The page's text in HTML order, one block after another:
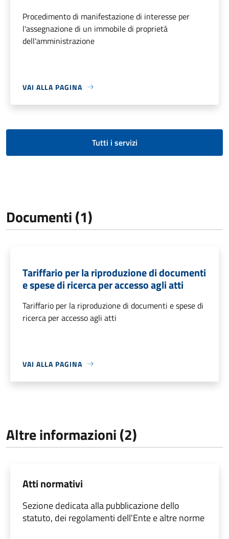
Procedimento di manifestazione di interesse per
l'assegnazione di un immobile di proprietà
dell'amministrazione
VAI ALLA PAGINA
Tutti i servizi
Documenti (1)
Tariffario per la riproduzione di documenti
e spese di ricerca per accesso agli atti
Tariffario per la riproduzione di documenti e spese di
ricerca per accesso agli atti
VAI ALLA PAGINA
Altre informazioni (2)
Atti normativi
Sezione dedicata alla pubblicazione dello
statuto, dei regolamenti dell'Ente e altre norme